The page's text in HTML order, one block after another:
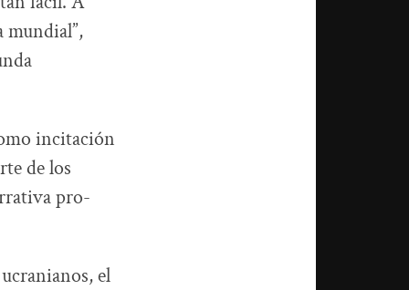
mundial”,
incitación
de los
pro-
el